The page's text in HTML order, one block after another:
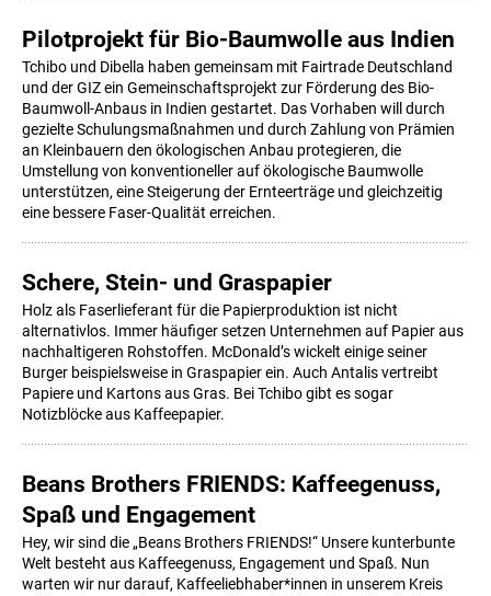
Pilotprojekt für Bio-Baumwolle aus Indien
Tchibo und Dibella haben gemeinsam mit Fairtrade Deutschland
und der GIZ ein Gemeinschaftsprojekt zur Förderung des Bio-
Baumwoll-Anbaus in Indien gestartet. Das Vorhaben will durch
gezielte Schulungsmaßnahmen und durch Zahlung von Prämien
an Kleinbauern den ökologischen Anbau protegieren, die
Umstellung von konventioneller auf ökologische Baumwolle
unterstützen, eine Steigerung der Ernteerträge und gleichzeitig
eine bessere Faser-Qualität erreichen.
Schere, Stein- und Graspapier
Holz als Faserlieferant für die Papierproduktion ist nicht
alternativlos. Immer häufiger setzen Unternehmen auf Papier aus
nachhaltigeren Rohstoffen. McDonald’s wickelt einige seiner
Burger beispielsweise in Graspapier ein. Auch Antalis vertreibt
Papiere und Kartons aus Gras. Bei Tchibo gibt es sogar
Notizblöcke aus Kaffeepapier.
Beans Brothers FRIENDS: Kaffeegenuss,
Spaß und Engagement
Hey, wir sind die „Beans Brothers FRIENDS!“ Unsere kunterbunte
Welt besteht aus Kaffeegenuss, Engagement und Spaß. Nun
warten wir nur darauf, Kaffeeliebhaber*innen in unserem Kreis